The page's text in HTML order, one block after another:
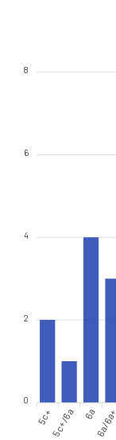
8
6
4
2
0
5c+5c+/6a 6a6a/6a+